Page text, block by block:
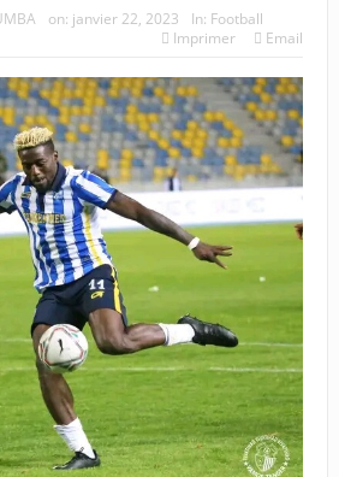
on: janvier 22, 2023 In: Football
Imprimer Email